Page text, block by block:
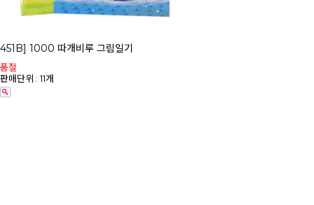
451B] 1000 따개비루 그림일기
품절
판매단위 : 11개